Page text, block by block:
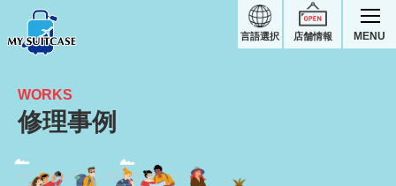
店舗情報
言語選択 MENU
タイヤが欠けている｜サムソナイトスーツケース修理実績
WORKS
修理事例